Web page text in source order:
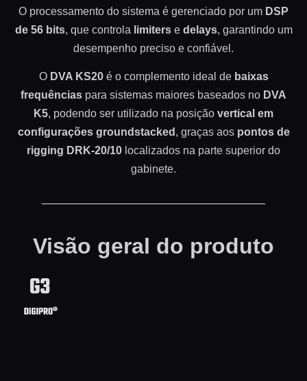
O processamento do sistema é gerenciado por um DSP
de 56 bits, que controla limiterse delays, garantindo um
desempenho preciso e confiável.
O DVA KS20é o complemento ideal de baixas
frequências para sistemas maiores baseados no DVA
K5, podendo ser utilizado na posição vertical em
configurações groundstacked , graças aos pontos de
rigging DRK-20/10 localizados na parte superior do
gabinete.
Visão geral do produto